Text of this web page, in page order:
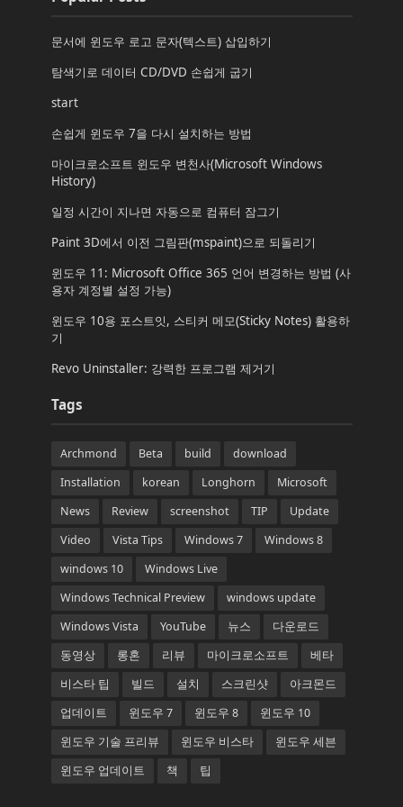
문서에 윈도우 로고 문자(텍스트) 삽입하기
탐색기로 데이터 CD/DVD 손쉽게 굽기
start
손쉽게 윈도우 7을 다시 설치하는 방법
마이크로소프트 윈도우 변천사(Microsoft Windows
History)
일정 시간이 지나면 자동으로 컴퓨터 잠그기
Paint 3D에서 이전 그림판(mspaint)으로 되돌리기
윈도우 11: Microsoft Office 365 언어 변경하는 방법 (사
용자 계정별 설정 가능)
윈도우 10용 포스트잇, 스티커 메모(Sticky Notes) 활용하
기
Revo Uninstaller: 강력한 프로그램 제거기
Tags
Archmond Beta build
download
Installation
korean Longhorn
Microsoft
News
Review screenshot TIP
Update
Video
Vista Tips Windows 7
Windows 8
windows 10
Windows Live
Windows Technical Preview
windows update
Windows Vista
YouTube 뉴스
다운로드
동영상
롱혼 리뷰 마이크로소프트
베타
비스타 팁
빌드 설치 스크린샷
아크몬드
업데이트
윈도우 7 윈도우 8
윈도우 10
윈도우 기술 프리뷰
윈도우 비스타
윈도우 세븐
윈도우 업데이트
책 팁